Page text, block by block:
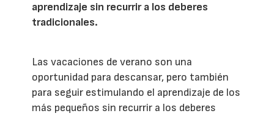
aprendizaje sin recurrir a los deberes
tradicionales.
Las vacaciones de verano son una
oportunidad para descansar, pero también
para seguir estimulando el aprendizaje de los
más pequeños sin recurrir a los deberes